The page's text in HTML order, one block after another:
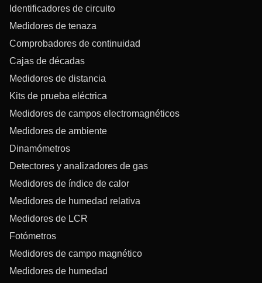
Identificadores de circuito
Medidores de tenaza
Comprobadores de continuidad
Cajas de décadas
Medidores de distancia
Kits de prueba eléctrica
Medidores de campos electromagnéticos
Medidores de ambiente
Dinamómetros
Detectores y analizadores de gas
Medidores de índice de calor
Medidores de humedad relativa
Medidores de LCR
Fotómetros
Medidores de campo magnético
Medidores de humedad